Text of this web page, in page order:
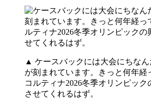
▲ ケースバックには大会にちな
が刻まれています。きっと何年経
コルティナ2026冬季オリンピック
させてくれるはず。